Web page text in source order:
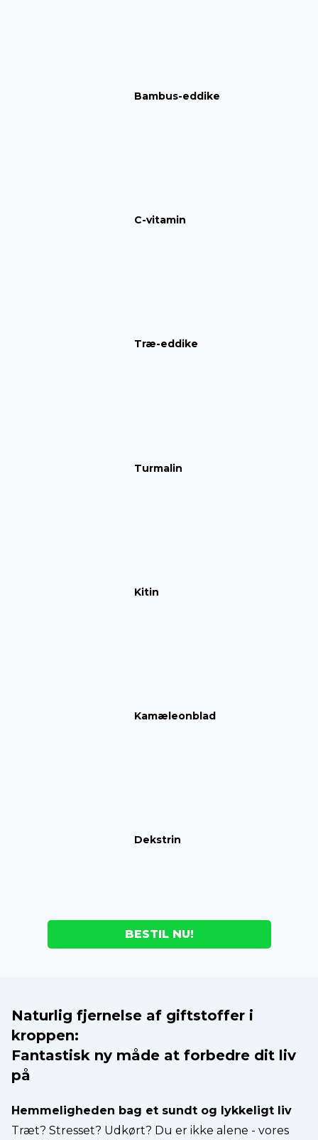
Bambus-eddike
C-vitamin
Træ-eddike
Turmalin
Kitin
Kamæleonblad
Dekstrin
BESTIL NU!
Naturlig fjernelse af giftstoffer i
kroppen:
Fantastisk ny måde at forbedre dit liv
på
Hemmeligheden bag et sundt og lykkeligt liv
Træt? Stresset? Udkørt? Du er ikke alene - vores